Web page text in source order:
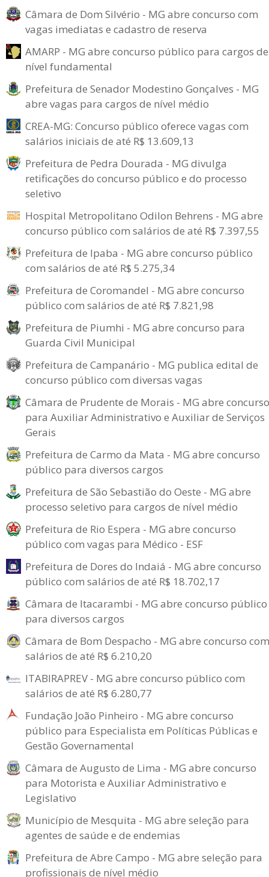
Câmara de Dom Silvério - MG abre concurso com
vagas imediatas e cadastro de reserva
AMARP - MG abre concurso público para cargos de
nível fundamental
Prefeitura de Senador Modestino Gonçalves - MG
abre vagas para cargos de nível médio
CREA-MG: Concurso público oferece vagas com
salários iniciais de até R$ 13.609,13
Prefeitura de Pedra Dourada - MG divulga
retificações do concurso público e do processo
seletivo
Hospital Metropolitano Odilon Behrens - MG abre
concurso público com salários de até R$ 7.397,55
Prefeitura de Ipaba - MG abre concurso público
com salários de até R$ 5.275,34
Prefeitura de Coromandel - MG abre concurso
público com salários de até R$ 7.821,98
Prefeitura de Piumhi - MG abre concurso para
Guarda Civil Municipal
Prefeitura de Campanário - MG publica edital de
concurso público com diversas vagas
Câmara de Prudente de Morais - MG abre concurso
para Auxiliar Administrativo e Auxiliar de Serviços
Gerais
Prefeitura de Carmo da Mata - MG abre concurso
público para diversos cargos
Prefeitura de São Sebastião do Oeste - MG abre
processo seletivo para cargos de nível médio
Prefeitura de Rio Espera - MG abre concurso
público com vagas para Médico - ESF
Prefeitura de Dores do Indaiá - MG abre concurso
público com salários de até R$ 18.702,17
Câmara de Itacarambi - MG abre concurso público
para diversos cargos
Câmara de Bom Despacho - MG abre concurso com
salários de até R$ 6.210,20
ITABIRAPREV - MG abre concurso público com
salários de até R$ 6.280,77
Fundação João Pinheiro - MG abre concurso
público para Especialista em Políticas Públicas e
Gestão Governamental
Câmara de Augusto de Lima - MG abre concurso
para Motorista e Auxiliar Administrativo e
Legislativo
Município de Mesquita - MG abre seleção para
agentes de saúde e de endemias
Prefeitura de Abre Campo - MG abre seleção para
profissionais de nível médio